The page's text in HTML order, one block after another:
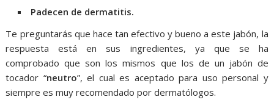
Padecen de dermatitis.
Te preguntarás que hace tan efectivo y bueno a este jabón, la
respuesta está en sus ingredientes, ya que se ha
comprobado que son los mismos que los de un jabón de
tocador “neutro”, el cual es aceptado para uso personal y
siempre es muy recomendado por dermatólogos.